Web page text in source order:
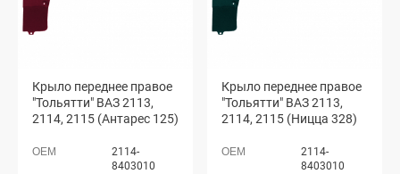
Крыло переднее правое
"Тольятти" ВАЗ 2113,
2114, 2115 (Антарес 125)
2114-
8403010
Крыло переднее правое
"Тольятти" ВАЗ 2113,
2114, 2115 (Ницца 328)
2114-
8403010